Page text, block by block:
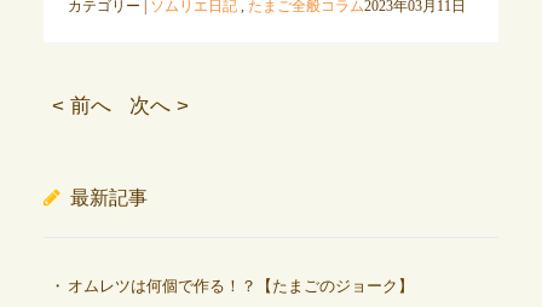
カテゴリー | ソムリエ日記, たまご全般コラム2023年03月11日
< 前へ 次へ >
最新記事
オムレツは何個で作る！？【たまごのジョーク】